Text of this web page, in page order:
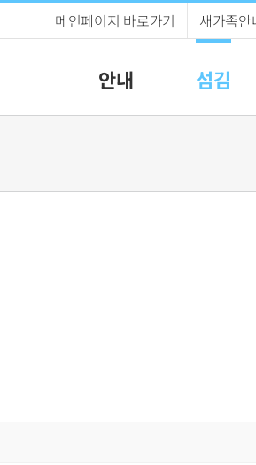
메인페이지 바로가기 새가족안
안내 섬김